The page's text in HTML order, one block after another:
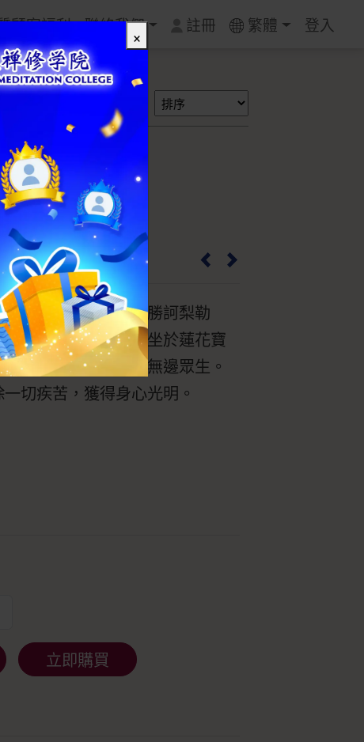
顧客福利 聯絡我們 註冊 繁體 登入
搜尋
)
的主供佛，右手執尊勝訶梨勒
手捧藥缽，結跏趺坐於蓮花寶
大光明，普照無量無邊眾生。
切疾苦，獲得身心光明。
立即購買
×